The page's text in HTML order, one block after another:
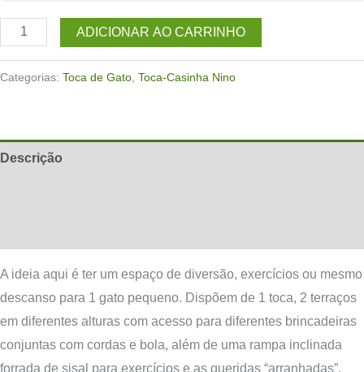
Toca-
de
Azul
ADICIONAR AO CARRINHO
Categorias: Toca de Gato Toca-Casinha Nino
Descrição
A ideia aqui é ter um espaço de diversão, exercícios ou mesmo
descanso para 1 gato pequeno. Dispõem de 1 toca, 2 terraços
em diferentes alturas com acesso para diferentes brincadeiras
conjuntas com cordas e bola, além de uma rampa inclinada
forrada de sisal para exercícios e as queridas “arranhadas”.